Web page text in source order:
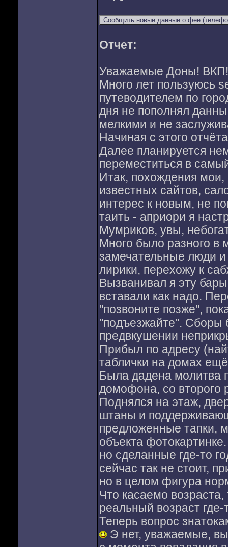
Отчет:
Уважаемые Доны! ВКП!
Много лет пользуюсь
путеводителем по
дня не пополнял
мелкими и не
Начиная с этого
Далее планируется
переместиться в
Итак, похождения мои,
известных сайтов,
интерес к новым, не
таить - априори я
Мумриков, увы,
Много было разного в
замечательные люди
лирики, перехожу к
Вызванивал я эту
вставали как надо.
"позвоните позже",
"подъезжайте". Сборы
предвкушении
Прибыл по адресу
таблички на домах
Была дадена молитва
домофона, со второго
Поднялся на этаж,
штаны и
предложенные тапки,
объекта
но сделанные где-то
сейчас так не стоит,
но в целом фигура
Что касаемо
реальный возраст
Теперь вопрос
Э нет, уважаемые, вы